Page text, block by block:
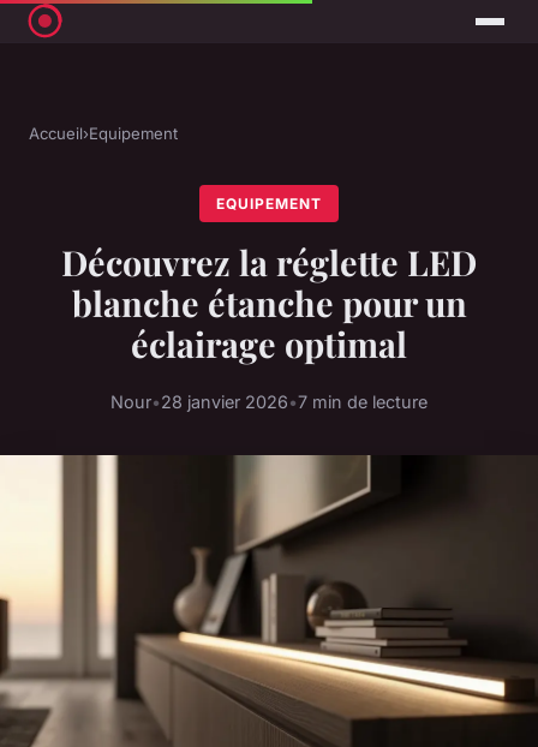
Accueil›Equipement
EQUIPEMENT
Découvrez la réglette LED
blanche étanche pour un
éclairage optimal
Nour•28 janvier 2026•7 min de lecture